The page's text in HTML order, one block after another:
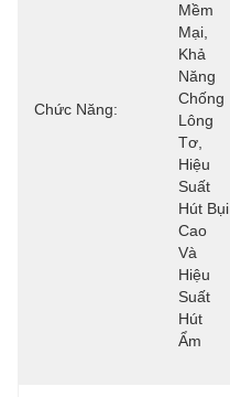
Chức Năng:
Mềm
Mại,
Khả
Năng
Chống
Lông
Tơ,
Hiệu
Suất
Hút Bụi
Cao
Và
Hiệu
Suất
Hút
Ẩm